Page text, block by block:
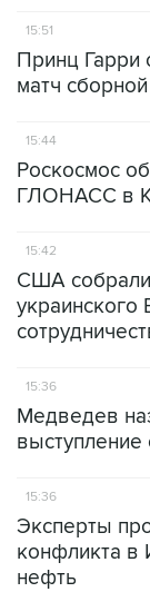
15:51
Принц Гарри
матч
15:44
Роскосмос
ГЛОНАСС в
15:42
США
украинского
15:36
Медведев
15:36
Эксперты
конфликта в
нефть